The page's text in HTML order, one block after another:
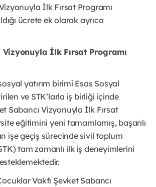
İlk Fırsat Programı
ücrete ek olarak ayrıca
Vizyonuyla İlk Fırsat Programı
yatırım birimi Esas Sosyal
ve STK’larla iş birliği içinde
Sabancı Vizyonuyla İlk Fırsat
eğitimini yeni tamamlamış, başarılı
işe geçiş sürecinde sivil toplum
tam zamanlı ilk iş deneyimlerini
Vakfı Şevket Sabancı